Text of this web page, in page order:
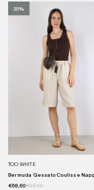
30%
TOO WHITE
€68,60€98,00